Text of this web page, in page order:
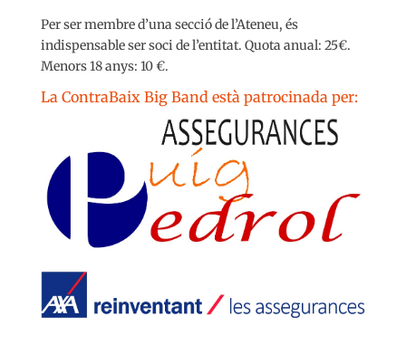
Per ser membre d’una secció de l’Ateneu, és
indispensable ser soci de l’entitat. Quota anual: 25€.
Menors 18 anys: 10 €.
La ContraBaix Big Band està patrocinada per: